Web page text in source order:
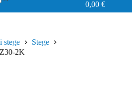
0,00€
stege
Stege
2K